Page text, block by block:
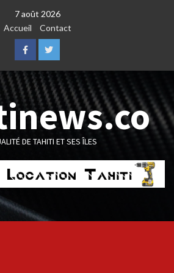
7 août 2026
Accueil
Contact
FacebookTwitter
DE TAHITI ET SES ÎLES